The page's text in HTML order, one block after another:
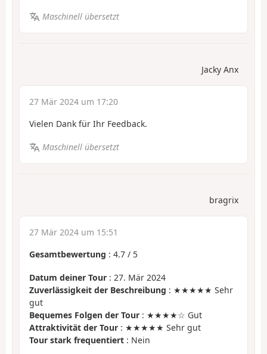
Maschinell übersetzt
Jacky Anx
27 Mär 2024 um 17:20
Vielen Dank für Ihr Feedback.
Maschinell übersetzt
bragrix
27 Mär 2024 um 15:51
Gesamtbewertung : 4.7 / 5
Datum deiner Tour : 27. Mär 2024
Zuverlässigkeit der Beschreibung : ★★★★★ Sehr
gut
Bequemes Folgen der Tour : ★★★★☆ Gut
Attraktivität der Tour : ★★★★★ Sehr gut
Tour stark frequentiert : Nein